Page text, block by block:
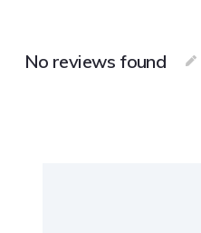
No reviews found